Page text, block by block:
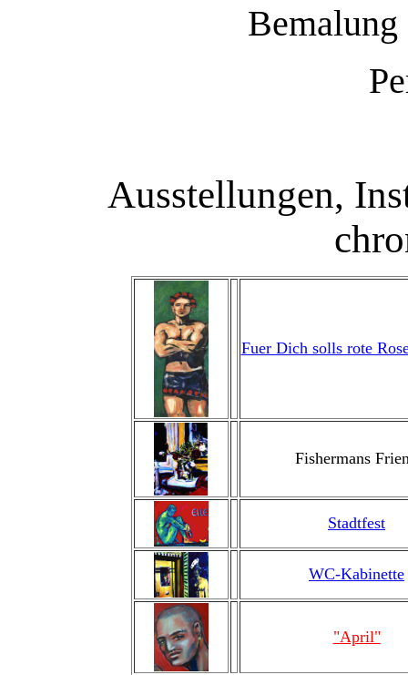
Bemalung
Ausstellungen,
Fuer Dich solls rote
Fishermans
Stadtfest
WC-Kabinette
"April"